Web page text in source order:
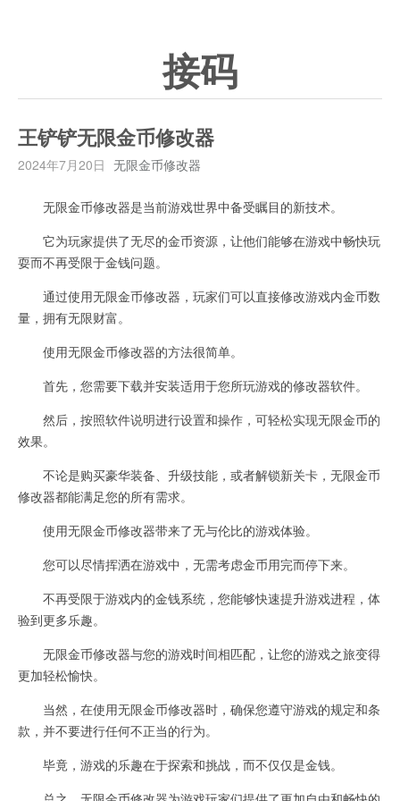
接码
王铲铲无限金币修改器
2024年7月20日 无限金币修改器
无限金币修改器是当前游戏世界中备受瞩目的新技术。
它为玩家提供了无尽的金币资源，让他们能够在游戏中畅快玩
耍而不再受限于金钱问题。
通过使用无限金币修改器，玩家们可以直接修改游戏内金币数
量，拥有无限财富。
使用无限金币修改器的方法很简单。
首先，您需要下载并安装适用于您所玩游戏的修改器软件。
然后，按照软件说明进行设置和操作，可轻松实现无限金币的
效果。
不论是购买豪华装备、升级技能，或者解锁新关卡，无限金币
修改器都能满足您的所有需求。
使用无限金币修改器带来了无与伦比的游戏体验。
您可以尽情挥洒在游戏中，无需考虑金币用完而停下来。
不再受限于游戏内的金钱系统，您能够快速提升游戏进程，体
验到更多乐趣。
无限金币修改器与您的游戏时间相匹配，让您的游戏之旅变得
更加轻松愉快。
当然，在使用无限金币修改器时，确保您遵守游戏的规定和条
款，并不要进行任何不正当的行为。
毕竟，游戏的乐趣在于探索和挑战，而不仅仅是金钱。